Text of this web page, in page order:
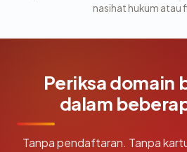
nasihat hukum atau
Periksa domain
dalam
Tanpa pendaftaran. Tanpa